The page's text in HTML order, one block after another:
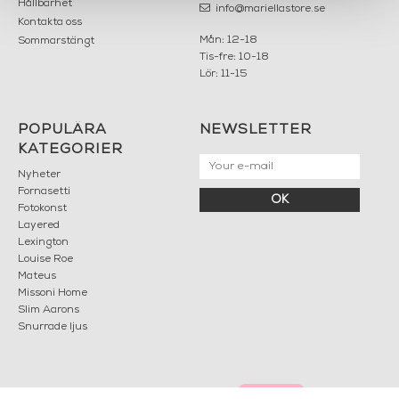
Hållbarhet
Kontakta oss
Sommarstängt
info@mariellastore.se
Mån: 12-18
Tis-fre: 10-18
Lör: 11-15
POPULÄRA
KATEGORIER
Nyheter
Fornasetti
Fotokonst
Layered
Lexington
Louise Roe
Mateus
Missoni Home
Slim Aarons
Snurrade ljus
NEWSLETTER
OK